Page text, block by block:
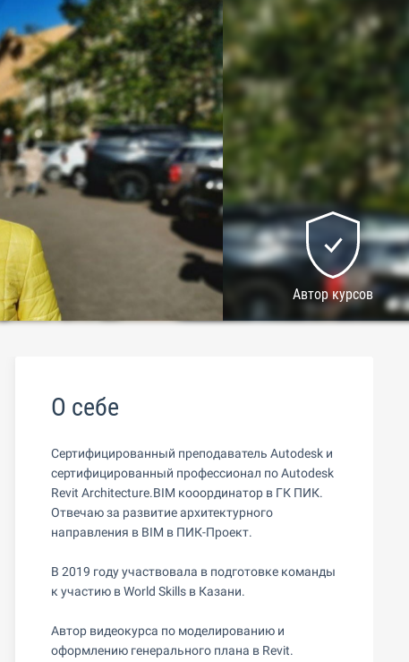
Автор курсов
О себе
Сертифицированный преподаватель Autodesk и
сертифицированный профессионал по Autodesk
Revit Architecture.BIM кооординатор в ГК ПИК.
Отвечаю за развитие архитектурного
направления в BIM в ПИК-Проект.
В 2019 году участвовала в подготовке команды
к участию в World Skills в Казани.
Автор видеокурса по моделированию и
оформлению генерального плана в Revit.